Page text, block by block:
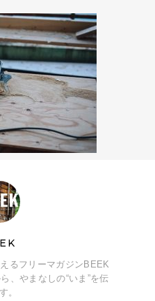
るフリーマガジンBEEK
、やまなしの“いま”を伝
。